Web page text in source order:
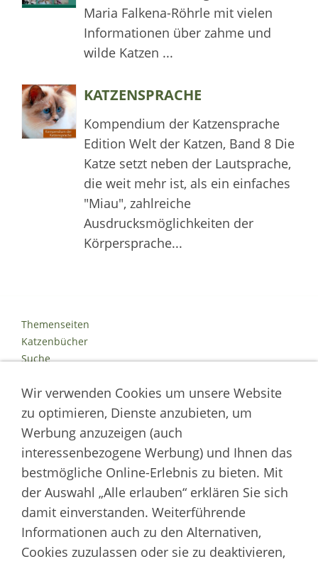
Maria Falkena-Röhrle mit vielen
Informationen über zahme und
wilde Katzen ...
KATZENSPRACHE
Kompendium der Katzensprache
Edition Welt der Katzen, Band 8 Die
Katze setzt neben der Lautsprache,
die weit mehr ist, als ein einfaches
"Miau", zahlreiche
Ausdrucksmöglichkeiten der
Körpersprache...
Themenseiten
Katzenbücher
Suche
Impressum
Datenschutz
Cookies
Autor der Welt der Katzen
___________________
Fortpflanzung von Hauskatzen und Wildkatzenarten
Artikel werden regelmäßig aktualisiert und neue Forschungsergebnisse
Wir verwenden Cookies um unsere Website
zu optimieren, Dienste anzubieten, um
Werbung anzuzeigen (auch
interessenbezogene Werbung) und Ihnen das
bestmögliche Online-Erlebnis zu bieten. Mit
der Auswahl „Alle erlauben“ erklären Sie sich
damit einverstanden. Weiterführende
Informationen auch zu den Alternativen,
Cookies zuzulassen oder sie zu deaktivieren,